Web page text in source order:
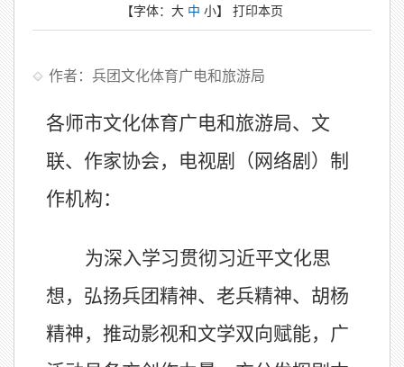
【字体： 大 中 小】 打印本页
作者：兵团文化体育广电和旅游局
各师市文化体育广电和旅游局、 文
联、 作家协会，电视剧（网络剧）制
作机构：
为深入学习贯彻习近平文化思
想， 弘扬兵团精神、老兵精神、胡杨
精神， 推动影视和文学双向赋能，广